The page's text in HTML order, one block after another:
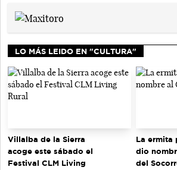
LO MÁS LEIDO EN "CULTURA"
Villalba de la Sierra
acoge este sábado el
Festival CLM Living
La ermita
dio
del